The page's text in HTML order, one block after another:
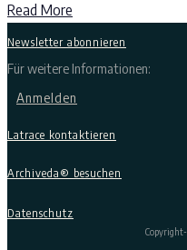
Read More
Newsletter abonnieren
Für weitere Informationen:
Anmelden
Latrace kontaktieren
Archiveda® besuchen
Datenschutz
Copyright-